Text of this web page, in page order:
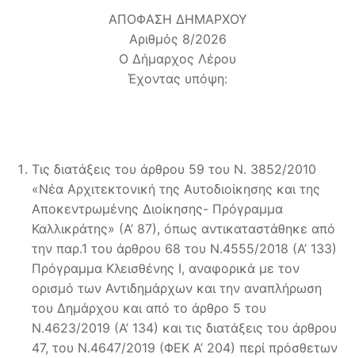
ΑΠΟΦΑΣΗ ΔΗΜΑΡΧΟΥ
Αριθμός 8/2026
Ο Δήμαρχος Λέρου
Έχοντας υπόψη:
Τις διατάξεις του άρθρου 59 του Ν. 3852/2010
«Νέα Αρχιτεκτονική της Αυτοδιοίκησης και της
Αποκεντρωμένης Διοίκησης- Πρόγραμμα
Καλλικράτης» (Α’ 87), όπως αντικαταστάθηκε από
την παρ.1 του άρθρου 68 του Ν.4555/2018 (Α’ 133)
Πρόγραμμα Κλεισθένης Ι, αναφορικά με τον
ορισμό των Αντιδημάρχων και την αναπλήρωση
του Δημάρχου και από το άρθρο 5 του
Ν.4623/2019 (Α’ 134) και τις διατάξεις του άρθρου
47, του Ν.4647/2019 (ΦΕΚ Α’ 204) περί πρόσθετων